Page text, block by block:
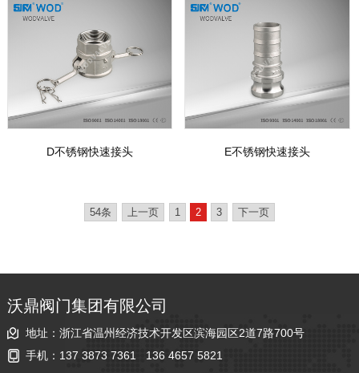
D不锈钢快速接头 E不锈钢快速接头
54条 上一页 1 2 3 下一页
沃鼎阀门集团有限公司
地址：浙江省温州经济技术开发区滨海园区2道7路700号
手机： 137 3873 7361
136 4657 5821